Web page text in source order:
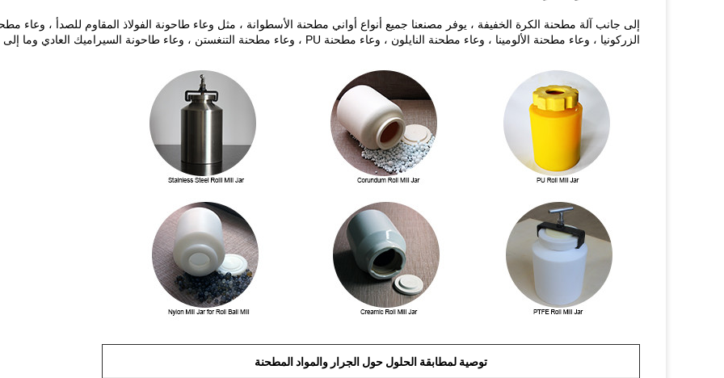
إلى جانب آلة مطحنة الكرة الخفيفة ، يوفر مصنعنا جميع أنواع أواني مطحنة الأسطوانة ، مثل وعاء طاحونة الفولاذ المقاوم للصدأ ، وعاء
الزركونيا ، وعاء مطحنة الألومينا ، وعاء مطحنة النايلون ، وعاء مطحنة PU ، وعاء مطحنة التنغستن ، وعاء طاحونة السيراميك العادي وما إلى ذلك.
توصية لمطابقة الحلول حول الجرار والمواد المطحنة